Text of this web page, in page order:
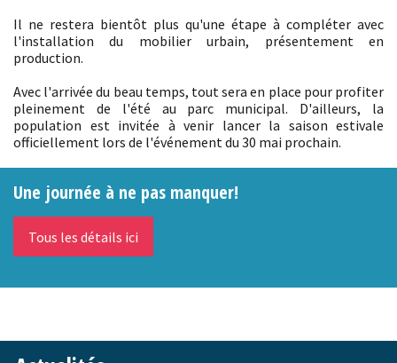
Il ne restera bientôt plus qu'une étape à compléter avec
l'installation du mobilier urbain, présentement en
production.
Avec l'arrivée du beau temps, tout sera en place pour profiter
pleinement de l'été au parc municipal. D'ailleurs, la
population est invitée à venir lancer la saison estivale
officiellement lors de l'événement du 30 mai prochain.
Une journée à ne pas manquer!
Tous les détails ici